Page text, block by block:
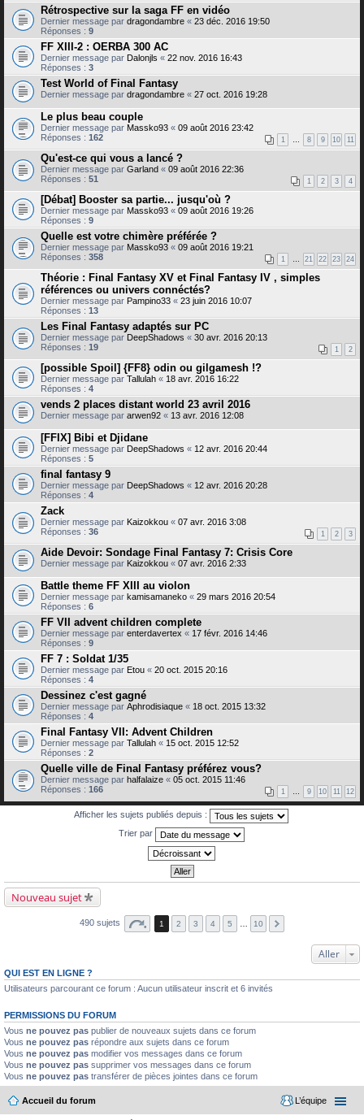
Rétrospective sur la saga FF en vidéo
Dernier message par dragondambre « 23 déc. 2016 19:50
Réponses : 9
FF XIII-2 : OERBA 300 AC
Dernier message par Dalonjls « 22 nov. 2016 16:43
Réponses : 3
Test World of Final Fantasy
Dernier message par dragondambre « 27 oct. 2016 19:28
Le plus beau couple
Dernier message par Massko93 « 09 août 2016 23:42
Réponses : 162 1 8 9 10 11
Qu'est-ce qui vous a lancé ?
Dernier message par Garland « 09 août 2016 22:36
Réponses : 51 1 2 3 4
[Débat] Booster sa partie... jusqu'où ?
Dernier message par Massko93 « 09 août 2016 19:26
Réponses : 9
Quelle est votre chimère préférée ?
Dernier message par Massko93 « 09 août 2016 19:21
Réponses : 358 1 21 22 23 24
Théorie : Final Fantasy XV et Final Fantasy IV , simples
références ou univers connéctés?
Dernier message par Pampino33 « 23 juin 2016 10:07
Réponses : 13
Les Final Fantasy adaptés sur PC
Dernier message par DeepShadows « 30 avr. 2016 20:13
Réponses : 19 1 2
[possible Spoil] {FF8} odin ou gilgamesh !?
Dernier message par Tallulah « 18 avr. 2016 16:22
Réponses : 4
vends 2 places distant world 23 avril 2016
Dernier message par arwen92 « 13 avr. 2016 12:08
[FFIX] Bibi et Djidane
Dernier message par DeepShadows « 12 avr. 2016 20:44
Réponses : 5
final fantasy 9
Dernier message par DeepShadows « 12 avr. 2016 20:28
Réponses : 4
Zack
Dernier message par Kaizokkou « 07 avr. 2016 3:08
Réponses : 36 1 2 3
Aide Devoir: Sondage Final Fantasy 7: Crisis Core
Dernier message par Kaizokkou « 07 avr. 2016 2:33
Battle theme FF XIII au violon
Dernier message par kamisamaneko « 29 mars 2016 20:54
Réponses : 6
FF VII advent children complete
Dernier message par enterdavertex « 17 févr. 2016 14:46
Réponses : 9
FF 7 : Soldat 1/35
Dernier message par Etou « 20 oct. 2015 20:16
Réponses : 4
Dessinez c'est gagné
Dernier message par Aphrodisiaque « 18 oct. 2015 13:32
Réponses : 4
Final Fantasy VII: Advent Children
Dernier message par Tallulah « 15 oct. 2015 12:52
Réponses : 2
Quelle ville de Final Fantasy préférez vous?
Dernier message par halfalaize « 05 oct. 2015 11:46
Réponses : 166 1 9 10 11 12
Afficher les sujets publiés depuis :
Trier par
Nouveau sujet
490 sujets 1 2 3 4 5 10
Aller
QUI EST EN LIGNE ?
Utilisateurs parcourant ce forum : Aucun utilisateur inscrit et 6 invités
PERMISSIONS DU FORUM
Vous ne pouvez pas publier de nouveaux sujets dans ce forum
Vous ne pouvez pas répondre aux sujets dans ce forum
Vous ne pouvez pas modifier vos messages dans ce forum
Vous ne pouvez pas supprimer vos messages dans ce forum
Vous ne pouvez pas transférer de pièces jointes dans ce forum
Accueil du forum L’équipe